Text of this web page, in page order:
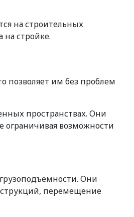
на строительных
стройке.
позволяет им без проблем
пространствах. Они
возможности
Они
перемещение